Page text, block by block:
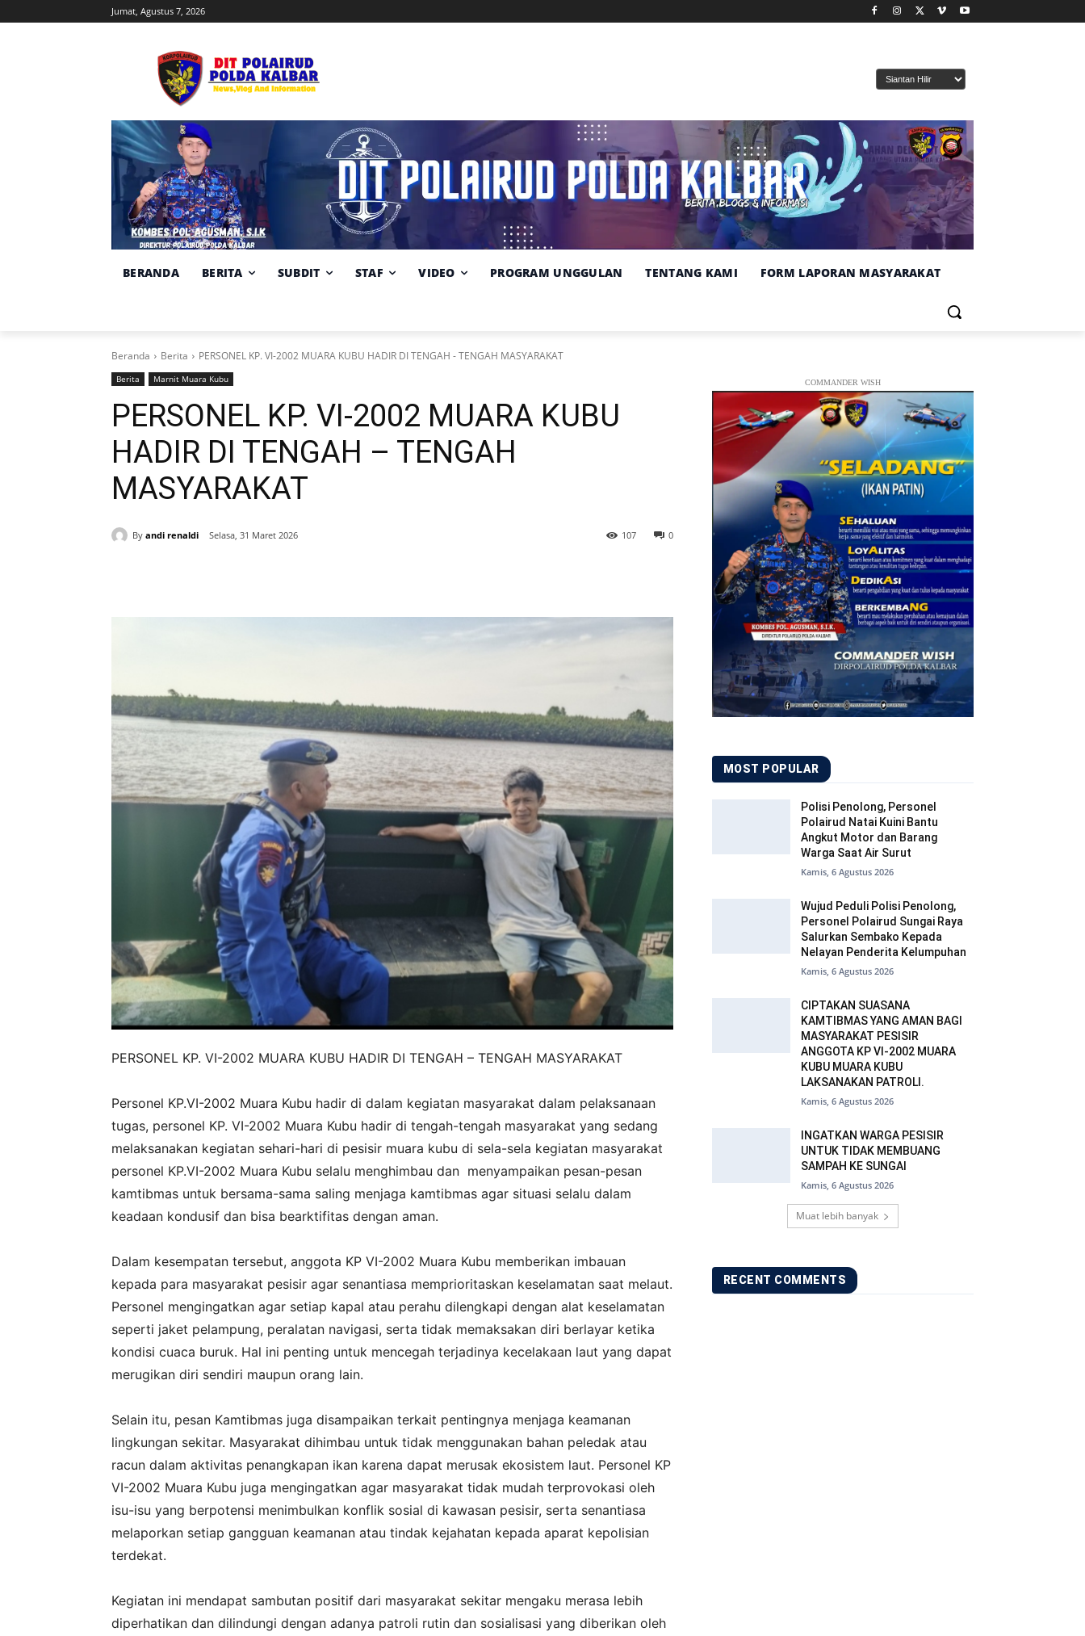
Jumat, Agustus 7, 2026
cuaca
BERANDA BERITA SUBDIT STAF VIDEO PROGRAM UNGGULAN TENTANG KAMI FORM LAPORAN MASYARAKAT
Beranda Berita PERSONEL KP. VI-2002 MUARA KUBU HADIR DI TENGAH - TENGAH MASYARAKAT‎
Berita Marnit Muara Kubu
PERSONEL KP. VI-2002 MUARA KUBU
HADIR DI TENGAH – TENGAH
MASYARAKAT‎
By andi renaldi Selasa, 31 Maret 2026 0
107
PERSONEL KP. VI-2002 MUARA KUBU HADIR DI TENGAH – TENGAH MASYARAKAT
‎Personel KP.VI-2002 Muara Kubu hadir di dalam kegiatan masyarakat dalam pelaksanaan
tugas, personel KP. VI-2002 Muara Kubu hadir di tengah-tengah masyarakat yang sedang
melaksanakan kegiatan sehari-hari di pesisir muara kubu di sela-sela kegiatan masyarakat
personel KP.VI-2002 Muara Kubu selalu menghimbau dan menyampaikan pesan-pesan
kamtibmas untuk bersama-sama saling menjaga kamtibmas agar situasi selalu dalam
keadaan kondusif dan bisa bearktifitas dengan aman.
‎Dalam kesempatan tersebut, anggota KP VI-2002 Muara Kubu memberikan imbauan
kepada para masyarakat pesisir agar senantiasa memprioritaskan keselamatan saat melaut.
Personel mengingatkan agar setiap kapal atau perahu dilengkapi dengan alat keselamatan
seperti jaket pelampung, peralatan navigasi, serta tidak memaksakan diri berlayar ketika
kondisi cuaca buruk. Hal ini penting untuk mencegah terjadinya kecelakaan laut yang dapat
merugikan diri sendiri maupun orang lain.
‎Selain itu, pesan Kamtibmas juga disampaikan terkait pentingnya menjaga keamanan
lingkungan sekitar. Masyarakat dihimbau untuk tidak menggunakan bahan peledak atau
racun dalam aktivitas penangkapan ikan karena dapat merusak ekosistem laut. Personel KP
VI-2002 Muara Kubu juga mengingatkan agar masyarakat tidak mudah terprovokasi oleh
isu-isu yang berpotensi menimbulkan konflik sosial di kawasan pesisir, serta senantiasa
melaporkan setiap gangguan keamanan atau tindak kejahatan kepada aparat kepolisian
terdekat.
‎Kegiatan ini mendapat sambutan positif dari masyarakat sekitar mengaku merasa lebih
diperhatikan dan dilindungi dengan adanya patroli rutin dan sosialisasi yang diberikan oleh
COMMANDER WISH
MOST POPULAR
Polisi Penolong, Personel
Polairud Natai Kuini Bantu
Angkut Motor dan Barang
Warga Saat Air Surut
Kamis, 6 Agustus 2026
Wujud Peduli Polisi Penolong,
Personel Polairud Sungai Raya
Salurkan Sembako Kepada
Nelayan Penderita Kelumpuhan
Kamis, 6 Agustus 2026
CIPTAKAN SUASANA
KAMTIBMAS YANG AMAN BAGI
MASYARAKAT PESISIR
ANGGOTA KP VI-2002 MUARA
KUBU MUARA KUBU
LAKSANAKAN PATROLI.
Kamis, 6 Agustus 2026
INGATKAN WARGA PESISIR
UNTUK TIDAK MEMBUANG
SAMPAH KE SUNGAI
Kamis, 6 Agustus 2026
Muat lebih banyak
RECENT COMMENTS